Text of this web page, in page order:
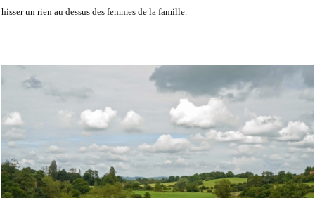
hisser un rien au dessus des femmes de la famille.